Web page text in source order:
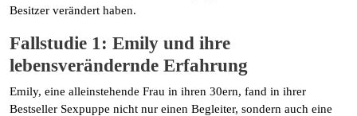
Besitzer verändert haben.
Fallstudie 1: Emily und ihre
lebensverändernde Erfahrung
Emily, eine alleinstehende Frau in ihren 30ern, fand in ihrer
Bestseller Sexpuppe nicht nur einen Begleiter, sondern auch eine